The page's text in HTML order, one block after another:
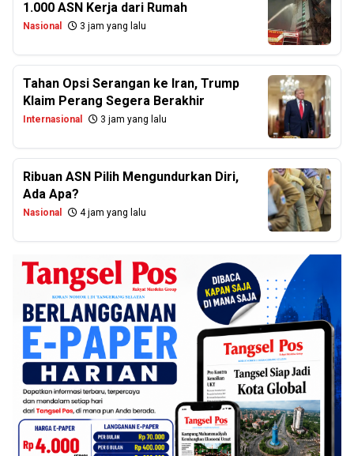
1.000 ASN Kerja dari Rumah
Nasional 3 jam yang lalu
Tahan Opsi Serangan ke Iran, Trump
Klaim Perang Segera Berakhir
Internasional 3 jam yang lalu
Ribuan ASN Pilih Mengundurkan Diri,
Ada Apa?
Nasional 4 jam yang lalu